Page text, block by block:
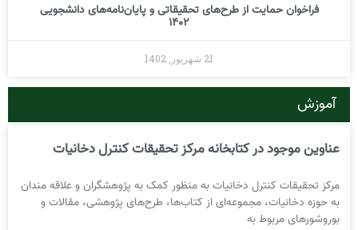
فراخوان حمایت از طرح‌های تحقیقاتی و پایان‌نامه‌های دانشجویی
1402
21 شهریور, 1402
آموزش
عناوین موجود در کتابخانه مرکز تحقیقات کنترل دخانیات
مرکز تحقیقات کنترل دخانیات به منظور کمک به پژوهشگران و علاقه مندان
به حوزه دخانیات، مجموعه‌ای از کتاب‌ها، طرح‌های پژوهشی، مقالات و
بوروشورهای مربوط به